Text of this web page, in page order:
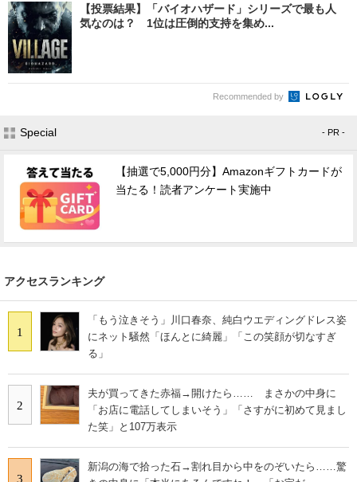
【投票結果】「バイオハザード」シリーズで最も人
気なのは？ 1位は圧倒的支持を集め...
Recommended by
Special - PR -
【抽選で5,000円分】Amazonギフトカードが
当たる！読者アンケート実施中
アクセスランキング
1
「もう泣きそう」川口春奈、純白ウエディングドレス姿
にネット騒然「ほんとに綺麗」「この笑顔が切なすぎ
る」
2
夫が買ってきた赤福→開けたら…… まさかの中身に
「お店に電話してしまいそう」「さすがに初めて見まし
た笑」と107万表示
3
新潟の海で拾った石→割れ目から中をのぞいたら……驚